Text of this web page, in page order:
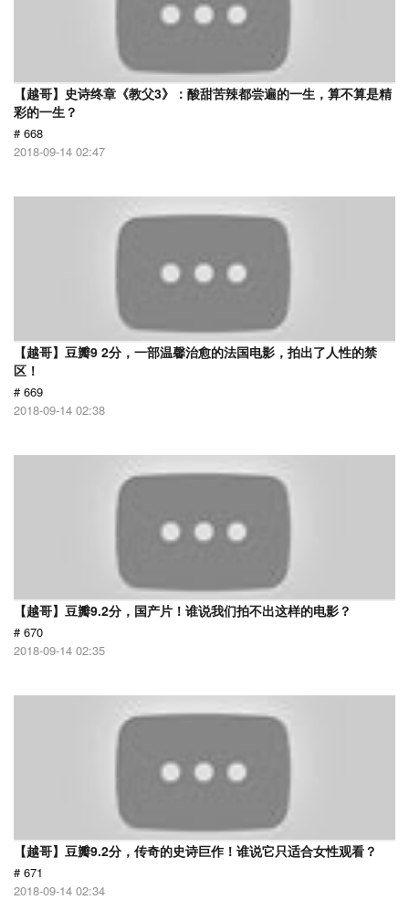
【越哥】史诗终章《教父3》：酸甜苦辣都尝遍的一生，算不算是精
彩的一生？
# 668
2018-09-14 02:47
【越哥】豆瓣9 2分，一部温馨治愈的法国电影，拍出了人性的禁
区！
# 669
2018-09-14 02:38
【越哥】豆瓣9.2分，国产片！谁说我们拍不出这样的电影？
# 670
2018-09-14 02:35
【越哥】豆瓣9.2分，传奇的史诗巨作！谁说它只适合女性观看？
# 671
2018-09-14 02:34